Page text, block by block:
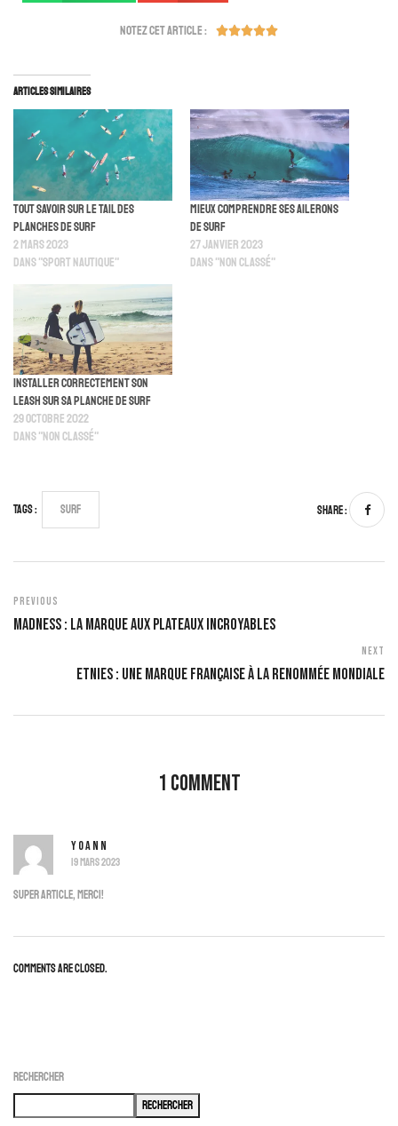
Rechercher
Rechercher
Notez cet article : 
Articles similaires
Tout savoir sur le tail des
planches de surf
2 mars 2023
Dans "Sport Nautique"
Mieux comprendre ses ailerons
de surf
27 janvier 2023
Dans "Non classé"
Installer correctement son
leash sur sa planche de surf
29 octobre 2022
Dans "Non classé"
Tags : Surf Share :
Previous
Madness : La Marque Aux Plateaux Incroyables
Next
Etnies : Une Marque Française À La Renommée Mondiale
1 Comment
YOANN
19 mars 2023
Super artICLE, mERCI!
Comments are closed.